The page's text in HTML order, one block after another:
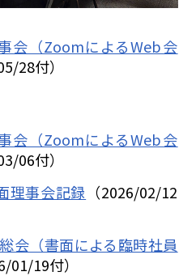
会（ZoomによるWeb会
28付）
会（ZoomによるWeb会
06付）
理事会記録 （2026/02/12
会（書面による臨時社員
01/19付）